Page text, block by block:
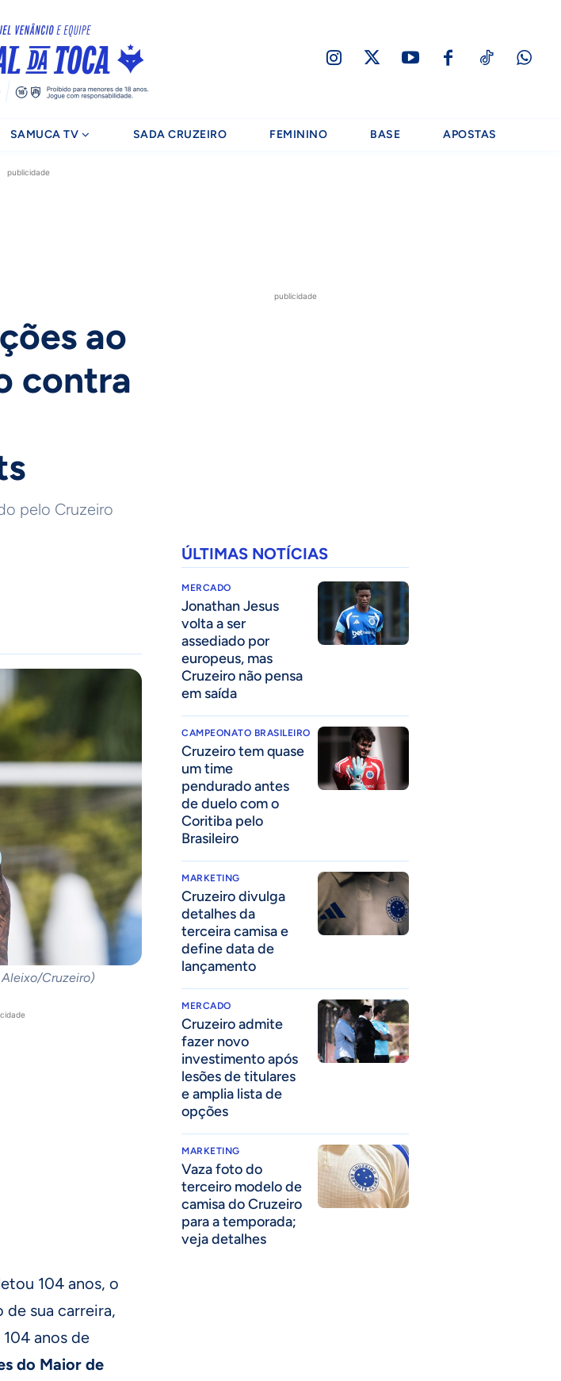
SAMUCA TV SADA CRUZEIRO FEMININO BASE APOSTAS
publicidade
ao
contra
pelo Cruzeiro
Cruzeiro)
104 anos, o
sua carreira,
104 anos de
do Maior de
publicidade
ÚLTIMAS NOTÍCIAS
MERCADO
Jonathan Jesus
volta a ser
assediado por
europeus, mas
Cruzeiro não pensa
em saída
CAMPEONATO BRASILEIRO
Cruzeiro tem quase
um time
pendurado antes
de duelo com o
Coritiba pelo
Brasileiro
MARKETING
Cruzeiro divulga
detalhes da
terceira camisa e
define data de
lançamento
MERCADO
Cruzeiro admite
fazer novo
investimento após
lesões de titulares
e amplia lista de
opções
MARKETING
Vaza foto do
terceiro modelo de
camisa do Cruzeiro
para a temporada;
veja detalhes